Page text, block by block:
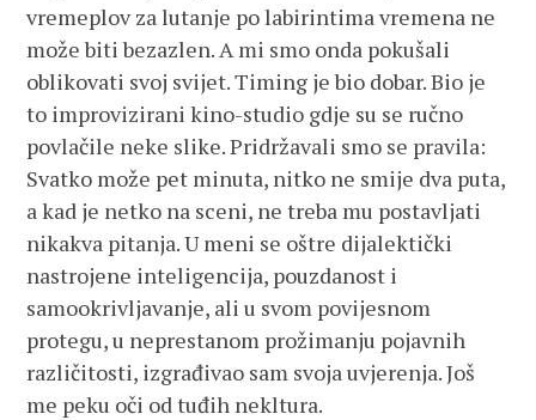
vremeplov za lutanje po labirintima vremena ne
može biti bezazlen. A mi smo onda pokušali
oblikovati svoj svijet. Timing je bio dobar. Bio je
to improvizirani kino-studio gdje su se ručno
povlačile neke slike. Pridržavali smo se pravila:
Svatko može pet minuta, nitko ne smije dva puta,
a kad je netko na sceni, ne treba mu postavljati
nikakva pitanja. U meni se oštre dijalektički
nastrojene inteligencija, pouzdanost i
samookrivljavanje, ali u svom povijesnom
protegu, u neprestanom prožimanju pojavnih
različitosti, izgrađivao sam svoja uvjerenja. Još
me peku oči od tuđih nekltura.